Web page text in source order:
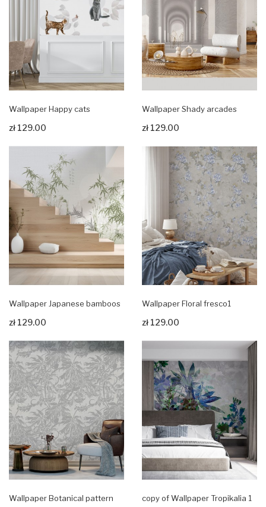
Wallpaper Happy cats
zł 129.00
Zobacz produkt
Wallpaper Shady arcades
zł 129.00
Zobacz produkt
Wallpaper Japanese bamboos
zł 129.00
Zobacz produkt
Wallpaper Floral fresco1
zł 129.00
Zobacz produkt
Wallpaper Botanical pattern copy of Wallpaper Tropikalia 1